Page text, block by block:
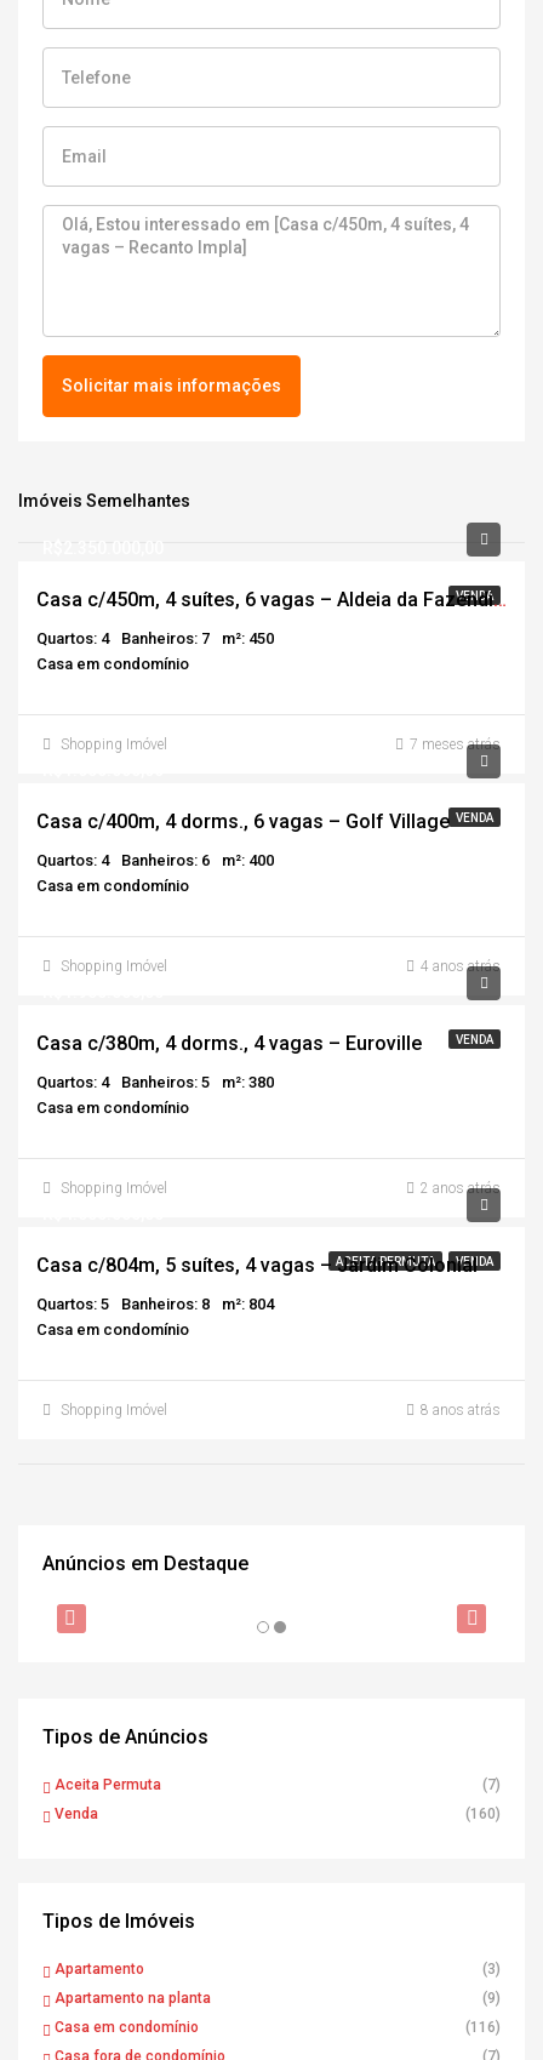
Solicitar mais informações
Imóveis Semelhantes
VENDA
R$2.350.000,00
Casa c/450m, 4 suítes, 6 vagas – Aldeia da Fazendinha
Quartos: 4 Banheiros: 7
m²: 450
Casa em condomínio
Shopping Imóvel 7 meses atrás
VENDA
Casa c/400m, 4 dorms., 6 vagas – Golf Village
Quartos: 4 Banheiros: 6
m²: 400
Casa em condomínio
Shopping Imóvel 4 anos atrás
VENDA
Casa c/380m, 4 dorms., 4 vagas – Euroville
Quartos: 4 Banheiros: 5
m²: 380
Casa em condomínio
Shopping Imóvel 2 anos atrás
ACEITA PERMUTA VENDA
Casa c/804m, 5 suítes, 4 vagas – Jardim Colonial
Quartos: 5 Banheiros: 8
m²: 804
Casa em condomínio
Shopping Imóvel 8 anos atrás
Anúncios em Destaque
DESTAQUE DESTAQUE
Tipos de Anúncios
Aceita Permuta
(7)
Venda
(160)
Tipos de Imóveis
Apartamento
(3)
Apartamento na planta
(9)
Casa em condomínio
(116)
Casa fora de condomínio
(7)